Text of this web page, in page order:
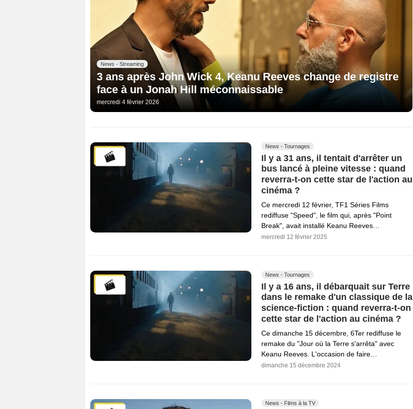
News - Streaming
3 ans après John Wick 4, Keanu Reeves change de registre
face à un Jonah Hill méconnaissable
mercredi 4 février 2026
News - Tournages
Il y a 31 ans, il tentait d'arrêter un
bus lancé à pleine vitesse : quand
reverra-t-on cette star de l'action au
cinéma ?
Ce mercredi 12 février, TF1 Séries Films
rediffuse "Speed", le film qui, après "Point
Break", avait installé Keanu Reeves…
mercredi 12 février 2025
News - Tournages
Il y a 16 ans, il débarquait sur Terre
dans le remake d'un classique de la
science-fiction : quand reverra-t-on
cette star de l'action au cinéma ?
Ce dimanche 15 décembre, 6Ter rediffuse le
remake du "Jour où la Terre s'arrêta" avec
Keanu Reeves. L'occasion de faire…
dimanche 15 décembre 2024
News - Films à la TV